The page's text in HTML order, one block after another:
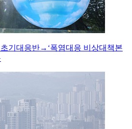
기대응반→‘폭염대응 비상대책본